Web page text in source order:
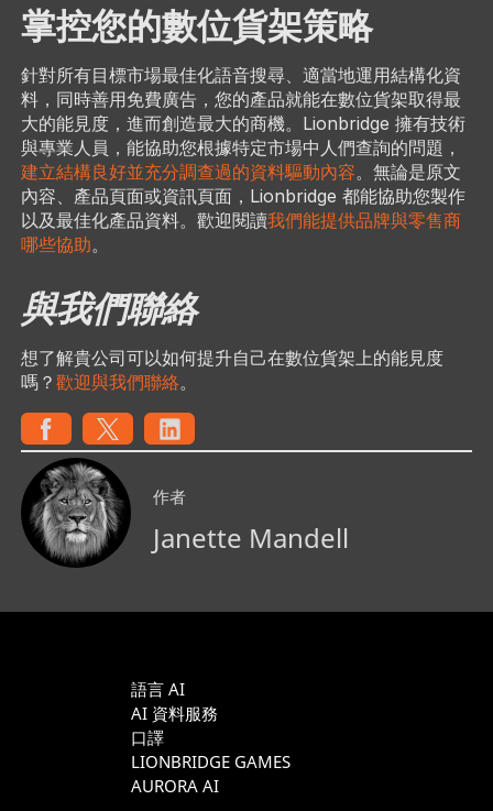
掌控您的數位貨架策略
針對所有目標市場最佳化語音搜尋、適當地運用結構化資
料，同時善用免費廣告，您的產品就能在數位貨架取得最
大的能見度，進而創造最大的商機。Lionbridge 擁有技術
與專業人員，能協助您根據特定市場中人們查詢的問題，
建立結構良好並充分調查過的資料驅動內容。無論是原文
內容、產品頁面或資訊頁面，Lionbridge 都能協助您製作
以及最佳化產品資料。歡迎閱讀我們能提供品牌與零售商
哪些協助。
與我們聯絡
想了解貴公司可以如何提升自己在數位貨架上的能見度
嗎？ 歡迎與我們聯絡。
作者
Janette Mandell
語言 AI
AI 資料服務
口譯
LIONBRIDGE GAMES
AURORA AI